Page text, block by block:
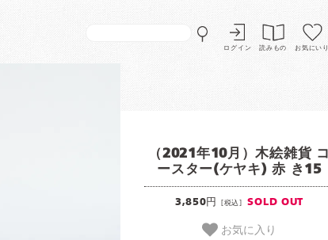
ログイン 読みもの お気にいり
（2021年10月）木絵雑貨 コ
ースター(ケヤキ) 赤 き15
3,850円 [税込] SOLD OUT
お気に入り